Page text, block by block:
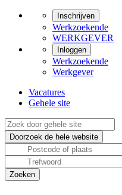
Inschrijven
Werkzoekende
WERKGEVER
Inloggen
Werkzoekende
Werkgever
Vacatures
Gehele site